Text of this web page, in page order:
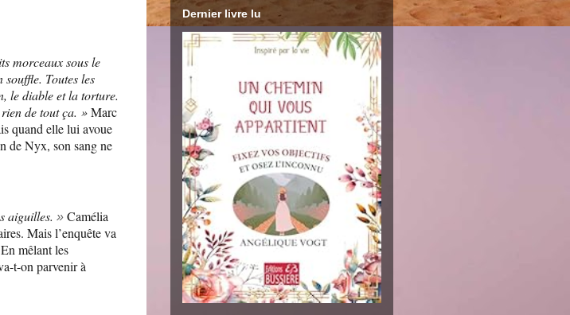
morceaux sous le
Toutes les
le diable et la torture.
de tout ça. »Marc
quand elle lui avoue
de Nyx, son sang ne
aiguilles. » Camélia
Mais l’enquête va
mêlant les
t-on parvenir à
Dernier livre lu